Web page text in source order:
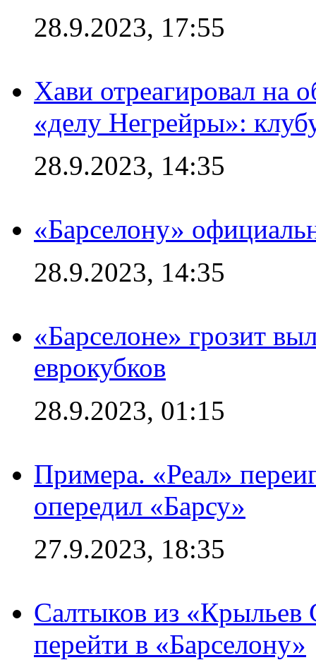
28.9.2023, 17:55
Хави отреагировал на
«делу Негрейры»:
28.9.2023, 14:35
«Барселону»
28.9.2023, 14:35
«Барселоне» грозит
еврокубков
28.9.2023, 01:15
Примера. «Реал»
опередил «Барсу»
27.9.2023, 18:35
Салтыков из «Крыльев
перейти в «Барселону»